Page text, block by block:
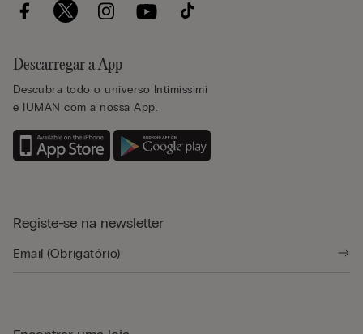
Descarregar a App
Descubra todo o universo Intimissimi
e IUMAN com a nossa App.
Registe-se na newsletter